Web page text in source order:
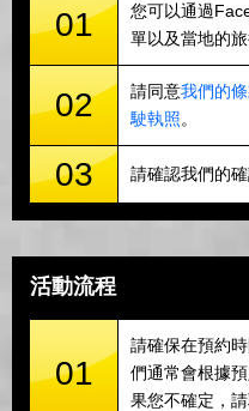
01
您可以通過
單以及當地的旅
02 請同意我們的
駛執照。
03 請確認我們的
活動流程
01
請確保在預約
們通常會根據
果您不確定，請